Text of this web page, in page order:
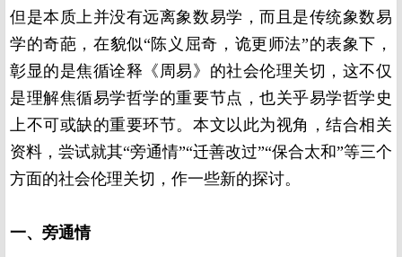
但是本质上并没有远离象数易学，而且是传统象数易
学的奇葩，在貌似“陈义屈奇，诡更师法”的表象下，
彰显的是焦循诠释《周易》的社会伦理关切，这不仅
是理解焦循易学哲学的重要节点，也关乎易学哲学史
上不可或缺的重要环节。本文以此为视角，结合相关
资料，尝试就其“旁通情”“迁善改过”“保合太和”等三个
方面的社会伦理关切，作一些新的探讨。
一、旁通情